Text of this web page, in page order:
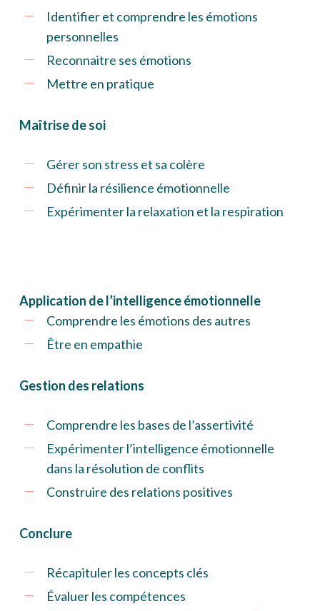
Identifier et comprendre les émotions
personnelles
Reconnaitre ses émotions
Mettre en pratique
Maîtrise de soi
Gérer son stress et sa colère
Définir la résilience émotionnelle
Expérimenter la relaxation et la respiration
Application de l’intelligence émotionnelle
Comprendre les émotions des autres
Être en empathie
Gestion des relations
Comprendre les bases de l’assertivité
Expérimenter l’intelligence émotionnelle
dans la résolution de conflits
Construire des relations positives
Conclure
Récapituler les concepts clés
Évaluer les compétences